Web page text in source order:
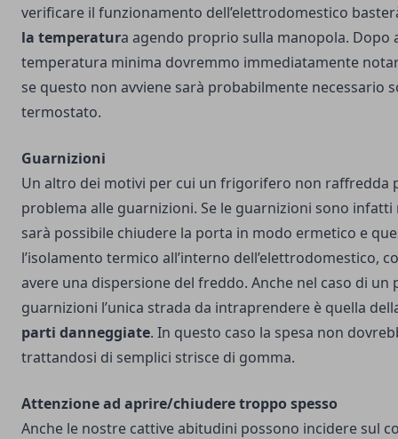
verificare il funzionamento dell’elettrodomestico
la temperatura agendo proprio sulla manopola. Dopo
temperatura minima dovremmo immediatamente
se questo non avviene sarà probabilmente necessario
termostato.
Guarnizioni
Un altro dei motivi per cui un frigorifero non raffredda
problema alle guarnizioni. Se le guarnizioni sono
sarà possibile chiudere la porta in modo ermetico e
l’isolamento termico all’interno dell’elettrodomestico,
avere una dispersione del freddo. Anche nel caso di un
guarnizioni l’unica strada da intraprendere è quella
parti danneggiate. In questo caso la spesa non
trattandosi di semplici strisce di gomma.
Attenzione ad aprire/chiudere troppo spesso
Anche le nostre cattive abitudini possono incidere sul